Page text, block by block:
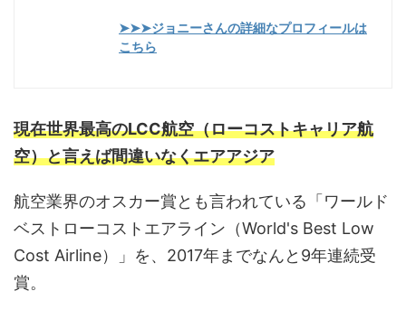
➤➤➤ジョニーさんの詳細なプロフィールは
こちら
現在世界最高のLCC航空（ローコストキャリア航
空）と言えば間違いなくエアアジア
航空業界のオスカー賞とも言われている「ワールド
ベストローコストエアライン（World's Best Low
Cost Airline）」を、2017年までなんと9年連続受
賞。